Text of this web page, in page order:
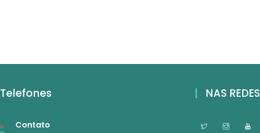
Telefones
Contato
NAS REDES